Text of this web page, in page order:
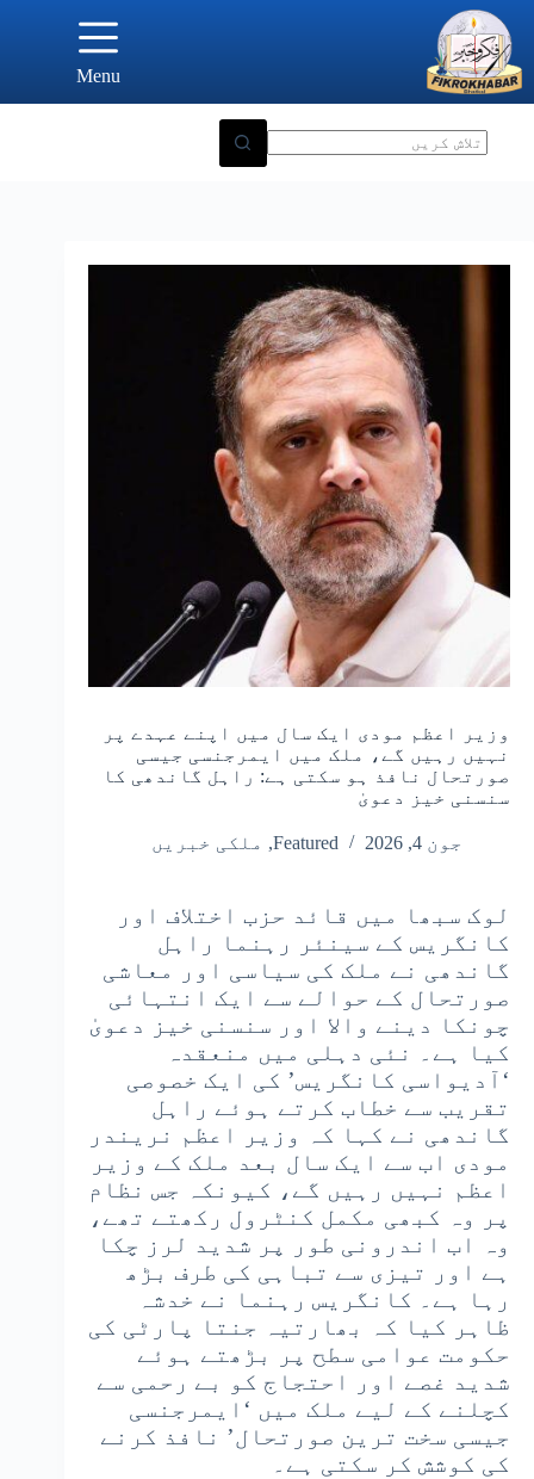
content
Menu
وزیر اعظم مودی ایک سال میں اپنے عہدے پر
نہیں رہیں گے، ملک میں ایمرجنسی جیسی
صورتحال نافذ ہو سکتی ہے: راہل گاندھی کا
سنسنی خیز دعویٰ
جون 4, 2026 Featured
, ملکی خبریں
لوک سبھا میں قائد حزب اختلاف اور
کانگریس کے سینئر رہنما راہل
گاندھی نے ملک کی سیاسی اور معاشی
صورتحال کے حوالے سے ایک انتہائی
چونکا دینے والا اور سنسنی خیز دعویٰ
کیا ہے۔ نئی دہلی میں منعقدہ
‘آدیواسی کانگریس’ کی ایک خصوصی
تقریب سے خطاب کرتے ہوئے راہل
گاندھی نے کہا کہ وزیر اعظم نریندر
مودی اب سے ایک سال بعد ملک کے وزیر
اعظم نہیں رہیں گے، کیونکہ جس نظام
پر وہ کبھی مکمل کنٹرول رکھتے تھے،
وہ اب اندرونی طور پر شدید لرز چکا
ہے اور تیزی سے تباہی کی طرف بڑھ
رہا ہے۔ کانگریس رہنما نے خدشہ
ظاہر کیا کہ بھارتیہ جنتا پارٹی کی
حکومت عوامی سطح پر بڑھتے ہوئے
شدید غصے اور احتجاج کو بے رحمی سے
کچلنے کے لیے ملک میں ‘ایمرجنسی
جیسی سخت ترین صورتحال’ نافذ کرنے
کی کوشش کر سکتی ہے۔